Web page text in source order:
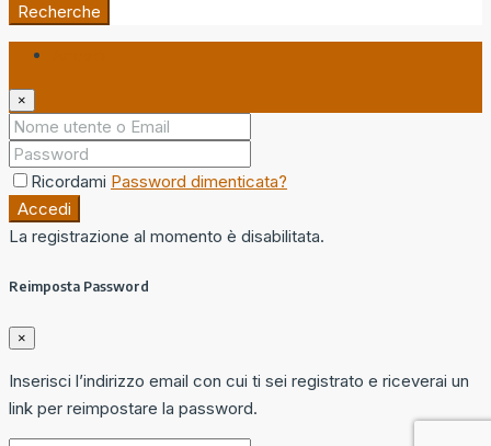
Recherche
×
Ricordami Password dimenticata?
Accedi
La registrazione al momento è disabilitata.
Reimposta Password
×
Inserisci l’indirizzo email con cui ti sei registrato e riceverai un
link per reimpostare la password.